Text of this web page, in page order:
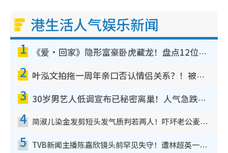
港生活人气娱乐新闻
1 《爱·回家》隐形富豪卧虎藏龙！盘点12位财气逼人的有钱艺人：这位美女3亿身家不愁做
2 叶泓文拍拖一周年亲口否认情侣关系？！被质疑感情造假竟称GM“普通同事”
3 30岁男艺人低调宣布已秘密离巢！人气急跌变失踪人口：“这几年过得并不容易”
4 简淑儿染金发剪短头发气质判若两人！吓坏老公麦大力都认不出：“你做什么？”
5 TVB新闻主播陈嘉欣镜头前罕见失守！遭林超英一句话突袭吓坏当场大笑